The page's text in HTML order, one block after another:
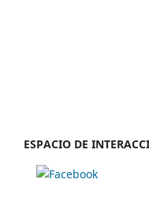
ESPACIO DE